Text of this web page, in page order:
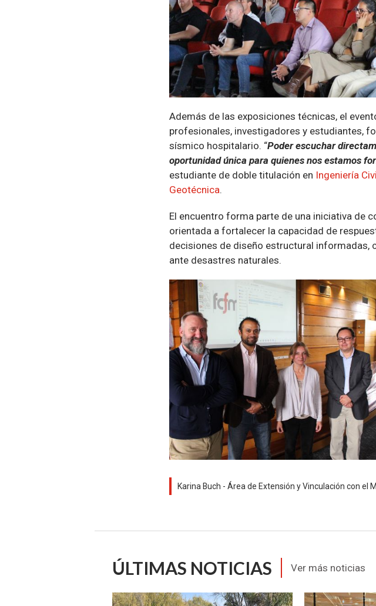
Además de las exposiciones técnicas, el
profesionales, investigadores y estudiantes,
sísmico hospitalario. “Poder escuchar
oportunidad única para quienes nos estamos
estudiante de doble titulación en Ingeniería
Geotécnica.
El encuentro forma parte de una iniciativa de
orientada a fortalecer la capacidad de
decisiones de diseño estructural informadas,
ante desastres naturales.
Karina Buch - Área de Extensión y Vinculación con el
ÚLTIMAS NOTICIAS Ver más noticias